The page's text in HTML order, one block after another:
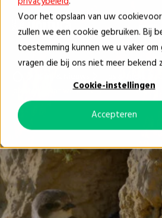
Voor het opslaan van uw
zullen we een cookie gebruiken. Bij
toestemming kunnen we u vaker om
vragen die bij ons niet meer bekend
Cookie-instellingen
Accepteren
NL
plaatsen: wat werkt echt?